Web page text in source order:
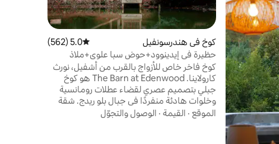
كوخ في هندرسونفيل متوسط التقييم 5.0 من 5، 562 مراجعات
5.0 (562)
حظيرة في إيدينوود+حوض سبا علوي+ملاذ
الأزواج الفاخر
كوخ فاخر خاص للأزواج بالقرب من أشفيل، نورث
كارولاينا. The Barn at Edenwood هو كوخ
جبلي بتصميم عصري لقضاء عطلات رومانسية
وخلوات هادئة منفردًا في جبال بلو ريدج. شقة
علوية خاصة في المنتجع الصحي مع حوض
الموقع · القيمة · الوصول والتجوّل